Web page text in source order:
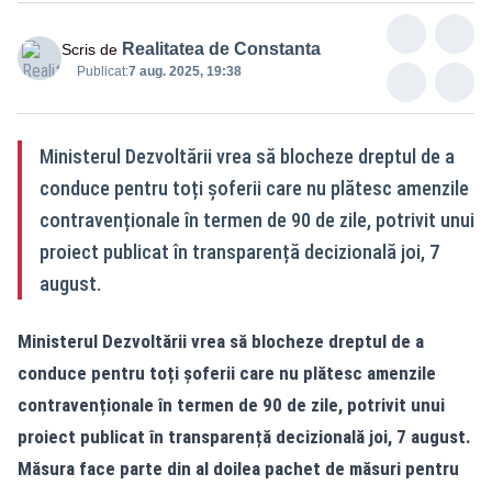
Scris de Realitatea de Constanta
Publicat:7 aug. 2025, 19:38
Ministerul Dezvoltării vrea să blocheze dreptul de a
conduce pentru toți șoferii care nu plătesc amenzile
contravenționale în termen de 90 de zile, potrivit unui
proiect publicat în transparență decizională joi, 7
august.
Ministerul Dezvoltării vrea să blocheze dreptul de a
conduce pentru toți șoferii care nu plătesc amenzile
contravenționale în termen de 90 de zile, potrivit unui
proiect publicat în transparență decizională joi, 7 august.
Măsura face parte din al doilea pachet de măsuri pentru